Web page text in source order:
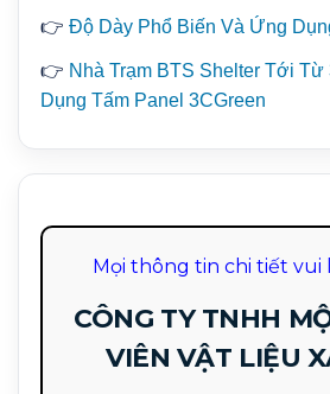
👉 Độ Dày Phổ Biến Và Ứng
👉 Nhà Trạm BTS Shelter Tới
Dụng Tấm Panel 3CGreen
Mọi thông tin chi tiết vui
CÔNG TY TNHH
VIÊN VẬT LIỆU